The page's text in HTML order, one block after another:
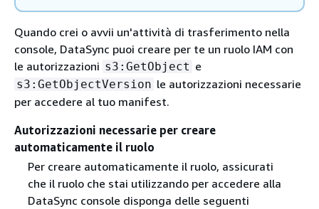
Quando crei o avvii un'attività di trasferimento nella
console, DataSync puoi creare per te un ruolo IAM con
le autorizzazioni s3:GetObject e
s3:GetObjectVersion le autorizzazioni necessarie
per accedere al tuo manifest.
Autorizzazioni necessarie per creare
automaticamente il ruolo
Per creare automaticamente il ruolo, assicurati
che il ruolo che stai utilizzando per accedere alla
DataSync console disponga delle seguenti